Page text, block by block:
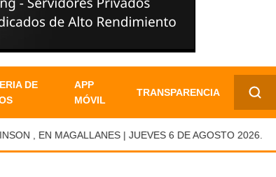
DE
APP
MÓVIL
TRANSPARENCIA
✕
, EN MAGALLANES | JUEVES 6 DE AGOSTO 2026.